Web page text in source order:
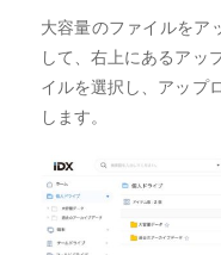
大容量のファイルをア
して、右上にあるアッ
イルを選択し、アップ
します。